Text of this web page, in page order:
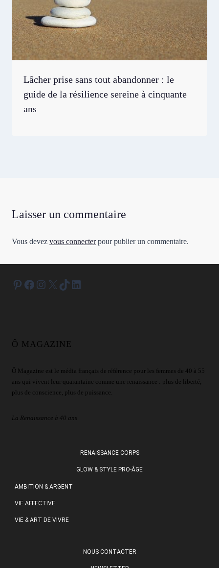
Lâcher prise sans tout abandonner : le
guide de la résilience sereine à cinquante
ans
Laisser un commentaire
Vous devez vous connecterpour publier un commentaire.
Pinterest
Facebook
Instagram
X TikTokLinkedIn
Ô MAGAZINE
Ô Magazine est le média français de référence pour les femmes de 40 à 55
ans qui vivent leur quarantaine comme une renaissance : plus de liberté,
plus de conscience, plus de puissance.
La Renaissance à 40 ans
RENAISSANCE CORPS
GLOW & STYLE PRO-ÂGE
AMBITION & ARGENT
VIE AFFECTIVE
VIE & ART DE VIVRE
NOUS CONTACTER